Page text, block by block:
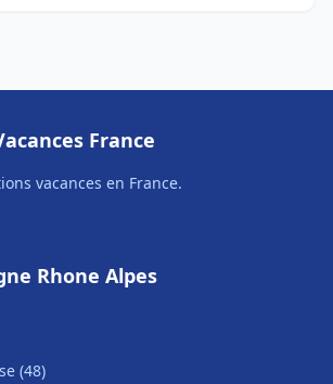
France
vacances en France.
Rhone Alpes
(48)